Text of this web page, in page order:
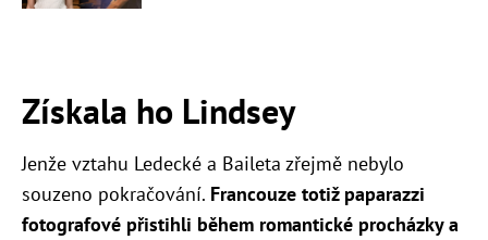
Získala ho Lindsey
Jenže vztahu Ledecké a Baileta zřejmě nebylo
souzeno pokračování. Francouze totiž paparazzi
fotografové přistihli během romantické procházky a